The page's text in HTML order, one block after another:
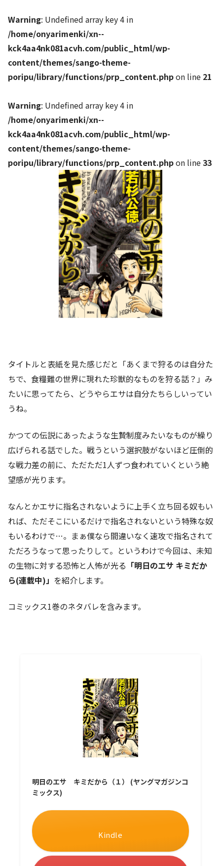
Warning: Undefined array key 4 in
/home/onyarimenki/xn--
kck4aa4nk081acvh.com/public_html/wp-
content/themes/sango-theme-
poripu/library/functions/prp_content.phpon line 21
Warning: Undefined array key 4 in
/home/onyarimenki/xn--
kck4aa4nk081acvh.com/public_html/wp-
content/themes/sango-theme-
poripu/library/functions/prp_content.phpon line33
タイトルと表紙を見た感じだと「あくまで狩るのは自分た
ちで、食糧難の世界に現れた珍獣的なものを狩る話？」み
たいに思ってたら、どうやらエサは自分たちらしいってい
うね。
かつての伝説にあったような生贄制度みたいなものが繰り
広げられる話でした。戦うという選択肢がないほど圧倒的
な戦力差の前に、ただただ1人ずつ食われていくという絶
望感が光ります。
なんとかエサに指名されないように上手く立ち回る奴もい
れば、ただそこにいるだけで指名されないという特殊な奴
もいるわけで…。まぁ僕なら間違いなく速攻で指名されて
ただろうなって思ったりして。というわけで今回は、未知
の生物に対する恐怖と人怖が光る 「明日のエサ キミだか
ら(連載中)」 を紹介します。
コミックス1巻のネタバレを含みます。
明日のエサ キミだから（１） (ヤングマガジンコ
ミックス)
Kindle